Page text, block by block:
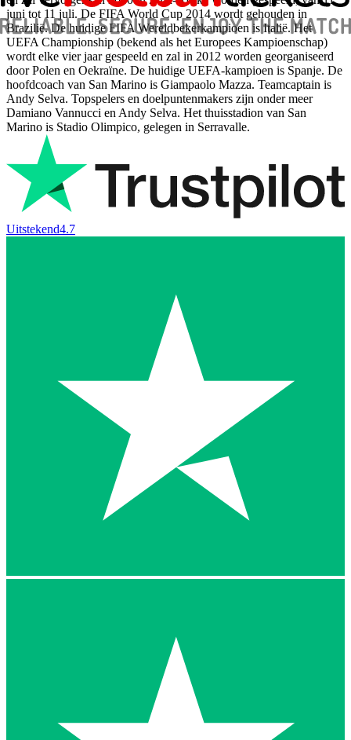
juni tot 11 juli. De FIFA World Cup 2014 wordt gehouden in
Brazilië. De huidige FIFA Wereldbekerkampioen is Italië. Het
UEFA Championship (bekend als het Europees Kampioenschap)
wordt elke vier jaar gespeeld en zal in 2012 worden georganiseerd
door Polen en Oekraïne. De huidige UEFA-kampioen is Spanje. De
hoofdcoach van San Marino is Giampaolo Mazza. Teamcaptain is
Andy Selva. Topspelers en doelpuntenmakers zijn onder meer
Damiano Vannucci en Andy Selva. Het thuisstadion van San
Marino is Stadio Olimpico, gelegen in Serravalle.
Uitstekend4.7